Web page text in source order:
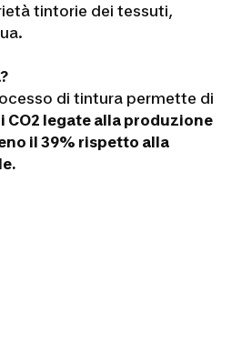
tintorie dei tessuti,
di tintura permette di
CO2 legate alla produzione
il 39% rispetto alla